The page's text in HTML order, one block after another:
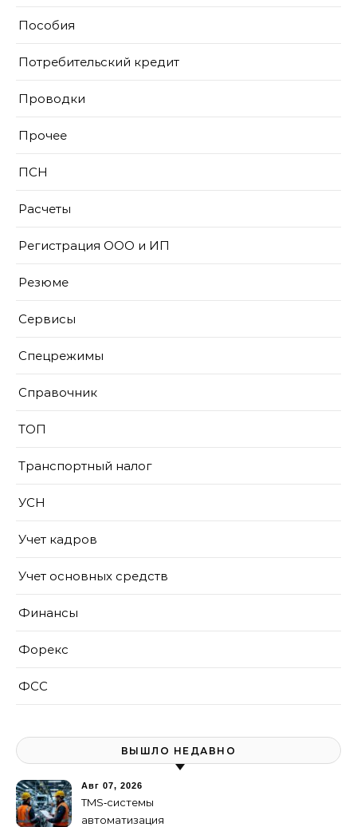
Пособия
Потребительский кредит
Проводки
Прочее
ПСН
Расчеты
Регистрация ООО и ИП
Резюме
Сервисы
Спецрежимы
Справочник
ТОП
Транспортный налог
УСН
Учет кадров
Учет основных средств
Финансы
Форекс
ФСС
ВЫШЛО НЕДАВНО
Авг 07, 2026
TMS‑системы
автоматизация